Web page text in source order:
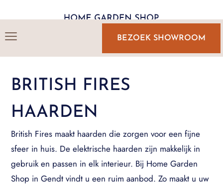
BEZOEK SHOWROOM
BRITISH FIRES
HAARDEN
British Fires maakt haarden die zorgen voor een fijne
sfeer in huis. De elektrische haarden zijn makkelijk in
gebruik en passen in elk interieur. Bij Home Garden
Shop in Gendt vindt u een ruim aanbod. Zo maakt u uw